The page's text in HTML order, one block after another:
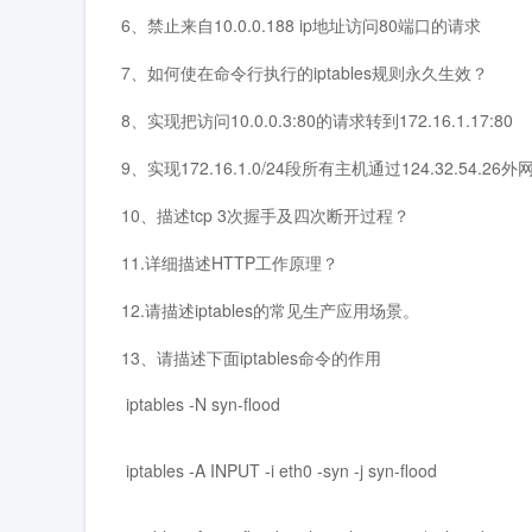
6、禁止来自10.0.0.188 ip地址访问80端口的请求
7、如何使在命令行执行的iptables规则永久生效？
8、实现把访问10.0.0.3:80的请求转到172.16.1.17:80
9、实现172.16.1.0/24段所有主机通过124.32.54.26外网
10、描述tcp 3次握手及四次断开过程？
11.详细描述HTTP工作原理？
12.请描述iptables的常见生产应用场景。
13、请描述下面iptables命令的作用
iptables -N syn-flood
iptables -A INPUT -i eth0 -syn -j syn-flood